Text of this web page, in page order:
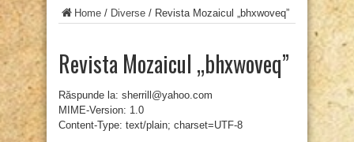
Home / Diverse / Revista Mozaicul „bhxwoveq”
Revista Mozaicul „bhxwoveq”
Răspunde la: sherrill@yahoo.com
MIME-Version: 1.0
Content-Type: text/plain; charset=UTF-8